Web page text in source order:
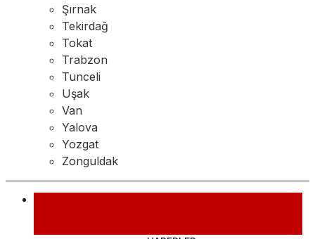
Şırnak
Tekirdağ
Tokat
Trabzon
Tunceli
Uşak
Van
Yalova
Yozgat
Zonguldak